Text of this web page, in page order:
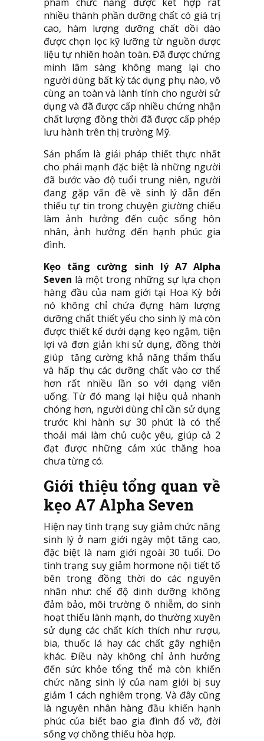
nhiều thành phần dưỡng chất có giá trị
cao, hàm lượng dưỡng chất dồi dào
được chọn lọc kỹ lưỡng từ nguồn dược
liệu tự nhiên hoàn toàn. Đã được chứng
minh lâm sàng không mang lại cho
người dùng bất kỳ tác dụng phụ nào, vô
cùng an toàn và lành tính cho người sử
dụng và đã được cấp nhiều chứng nhận
chất lượng đồng thời đã được cấp phép
lưu hành trên thị trường Mỹ.
Sản phẩm là giải pháp thiết thực nhất
cho phái mạnh đặc biệt là những người
đã bước vào độ tuổi trung niên, người
đang gặp vấn đề về sinh lý dẫn đến
thiếu tự tin trong chuyện giường chiếu
làm ảnh hưởng đến cuộc sống hôn
nhân, ảnh hưởng đến hạnh phúc gia
đình.
Kẹo tăng cường sinh lý A7 Alpha
Seven là một trong những sự lựa chọn
hàng đầu của nam giới tại Hoa Kỳ bởi
nó không chỉ chứa đựng hàm lượng
dưỡng chất thiết yếu cho sinh lý mà còn
được thiết kế dưới dạng kẹo ngậm, tiện
lợi và đơn giản khi sử dụng, đồng thời
giúp tăng cường khả năng thẩm thấu
và hấp thụ các dưỡng chất vào cơ thể
hơn rất nhiều lần so với dạng viên
uống. Từ đó mang lại hiệu quả nhanh
chóng hơn, người dùng chỉ cần sử dụng
trước khi hành sự 30 phút là có thể
thoải mái làm chủ cuộc yêu, giúp cả 2
đạt được những cảm xúc thăng hoa
chưa từng có.
Giới thiệu tổng quan về
kẹo A7 Alpha Seven
Hiện nay tình trạng suy giảm chức năng
sinh lý ở nam giới ngày một tăng cao,
đặc biệt là nam giới ngoài 30 tuổi. Do
tình trạng suy giảm hormone nội tiết tố
bên trong đồng thời do các nguyên
nhân như: chế độ dinh dưỡng không
đảm bảo, môi trường ô nhiễm, do sinh
hoạt thiếu lành mạnh, do thường xuyên
sử dụng các chất kích thích như rượu,
bia, thuốc lá hay các chất gây nghiện
khác. Điều này không chỉ ảnh hưởng
đến sức khỏe tổng thể mà còn khiến
chức năng sinh lý của nam giới bị suy
giảm 1 cách nghiêm trọng. Và đây cũng
là nguyên nhân hàng đầu khiến hạnh
phúc của biết bao gia đình đổ vỡ, đời
sống vợ chồng thiếu hòa hợp.